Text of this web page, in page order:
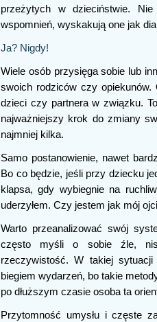
przeżytych w dzieciństwie.
wspomnień, wyskakują one jak
Ja? Nigdy!
Wiele osób przysięga sobie lub
swoich rodziców czy
dzieci czy partnera w związku.
najważniejszy krok do zmiany
najmniej kilka.
Samo postanowienie, nawet
Bo co będzie, jeśli przy dziecku
klapsa, gdy wybiegnie na
uderzyłem. Czy jestem jak mój
Warto przeanalizować swój
często myśli o sobie źle,
rzeczywistość. W takiej
biegiem wydarzeń, bo takie
po dłuższym czasie osoba ta
Przytomność umysłu i częste